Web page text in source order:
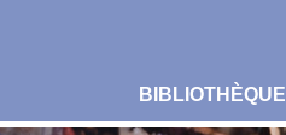
BIBLIOTHÈQUE